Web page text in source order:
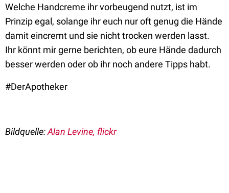
Welche Handcreme ihr vorbeugend nutzt, ist im
Prinzip egal, solange ihr euch nur oft genug die Hände
damit eincremt und sie nicht trocken werden lasst.
Ihr könnt mir gerne berichten, ob eure Hände dadurch
besser werden oder ob ihr noch andere Tipps habt.
#DerApotheker
Bildquelle:Alan Levine, flickr